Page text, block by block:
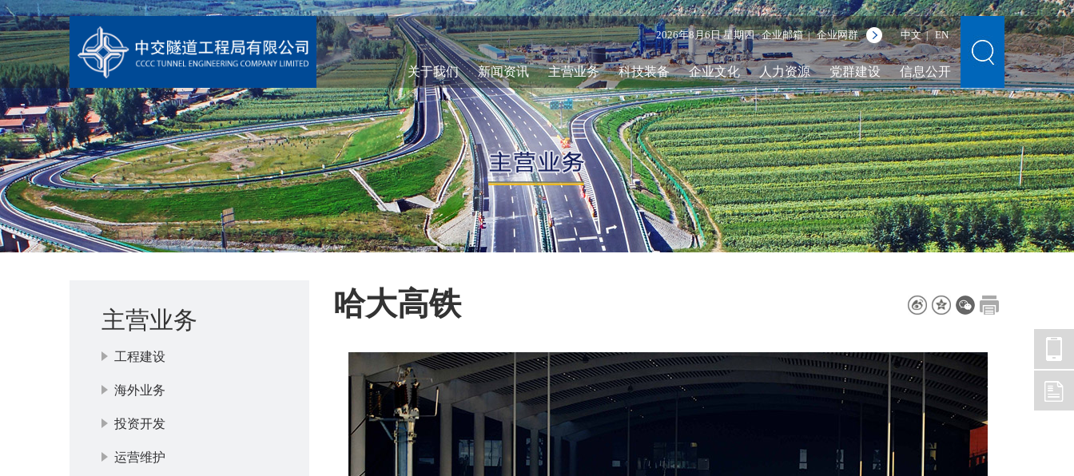
2026年8月6日 星期四企业邮箱 | 企业网群 中文 | EN
关于我们 新闻资讯 主营业务 科技装备 企业文化 人力资源 党群建设 信息公开
主营业务
工程建设
海外业务
投资开发
运营维护
哈大高铁